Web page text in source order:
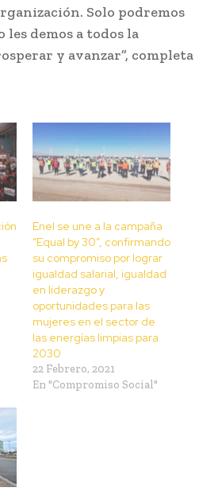
Solo podremos
demos a todos la
y avanzar”, completa
Enel se une a la campaña
“Equal by 30”, confirmando
su compromiso por lograr
igualdad salarial, igualdad
en liderazgo y
oportunidades para las
mujeres en el sector de
las energías limpias para
2030
22 Febrero, 2021
En "Compromiso Social"